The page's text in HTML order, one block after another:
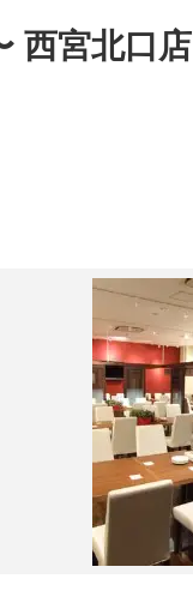
西宮北口店